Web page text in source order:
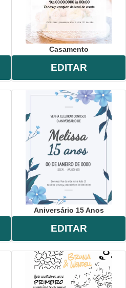
Casamento
EDITAR
Aniversário 15 Anos
EDITAR